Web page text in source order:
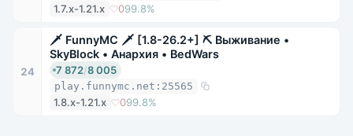
1.7.x-1.21.x 099.8%
24
🗡 FunnyMC 🗡 [1.8-26.2+] ⛏ Выживание •
SkyBlock • Анархия • BedWars
7 872/8 005
play.funnymc.net:25565
1.8.x-1.21.x 099.8%